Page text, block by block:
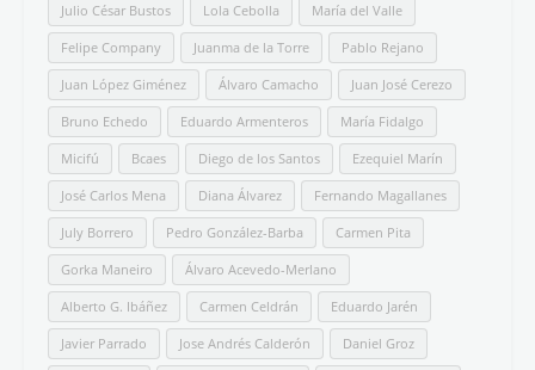
Julio César Bustos Lola Cebolla María del Valle
Felipe Company Juanma de la Torre Pablo Rejano
Juan López Giménez Álvaro Camacho Juan José Cerezo
Bruno Echedo Eduardo Armenteros María Fidalgo
Micifú Bcaes Diego de los Santos Ezequiel Marín
José Carlos Mena Diana Álvarez Fernando Magallanes
July Borrero Pedro González-Barba Carmen Pita
Gorka Maneiro Álvaro Acevedo-Merlano
Alberto G. Ibáñez Carmen Celdrán Eduardo Jarén
Javier Parrado Jose Andrés Calderón Daniel Groz